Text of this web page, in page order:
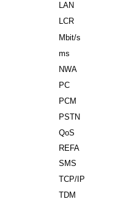
LAN
LCR
Mbit/s
ms
NWA
PC
PCM
PSTN
QoS
REFA
SMS
TCP/IP
TDM